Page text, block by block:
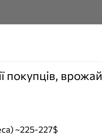
покупців, врожай
~225-227$